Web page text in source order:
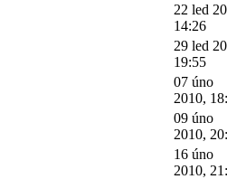
22 led
14:26
29 led
19:55
07 úno
2010,
09 úno
2010,
16 úno
2010,